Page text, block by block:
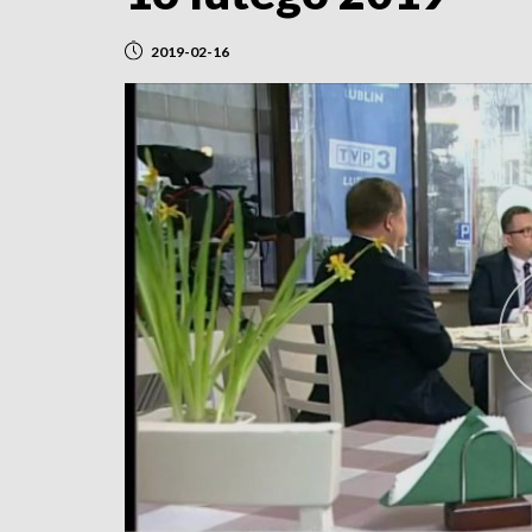
2019-02-16